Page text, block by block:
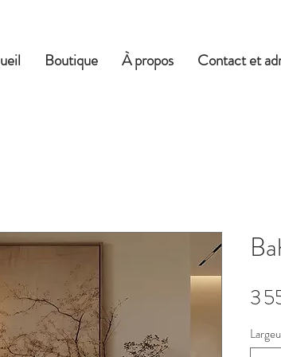
Boutique À propos Contact et
3